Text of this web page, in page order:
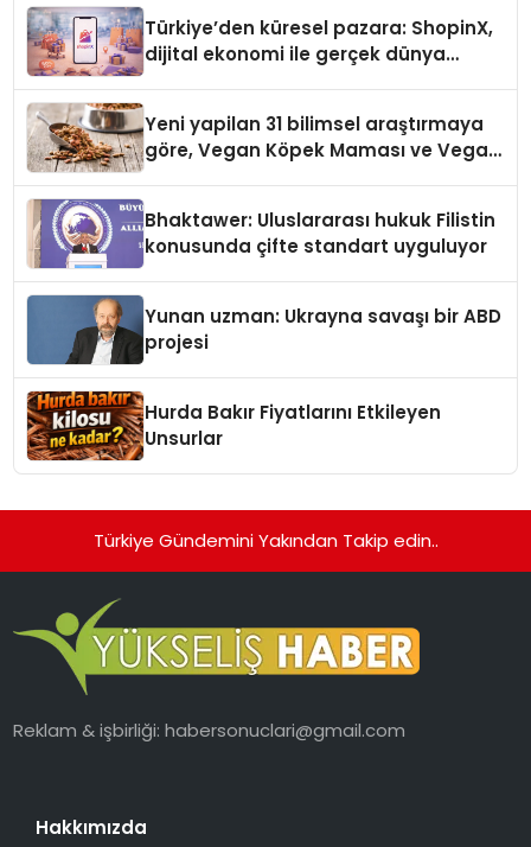
Türkiye’den küresel pazara: ShopinX,
dijital ekonomi ile gerçek dünya
Yeni yapilan 31 bilimsel araştırmaya
göre, Vegan Köpek Maması ve Vegan
Bhaktawer: Uluslararası hukuk Filistin
konusunda çifte standart uyguluyor
Yunan uzman: Ukrayna savaşı bir ABD
projesi
Hurda Bakır Fiyatlarını Etkileyen
Unsurlar
Türkiye Gündemini Yakından Takip edin..
Reklam & işbirliği:habersonuclari@gmail.com
Hakkımızda